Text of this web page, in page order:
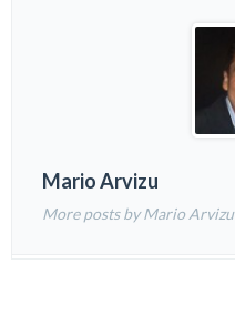
Mario Arvizu
More posts by Mario Arvizu